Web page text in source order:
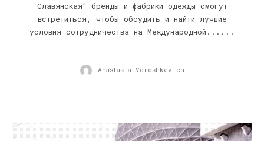
Славянская" бренды и фабрики одежды смогут
встретиться, чтобы обсудить и найти лучшие
условия сотрудничества на Международной......
Anastasia Voroshkevich